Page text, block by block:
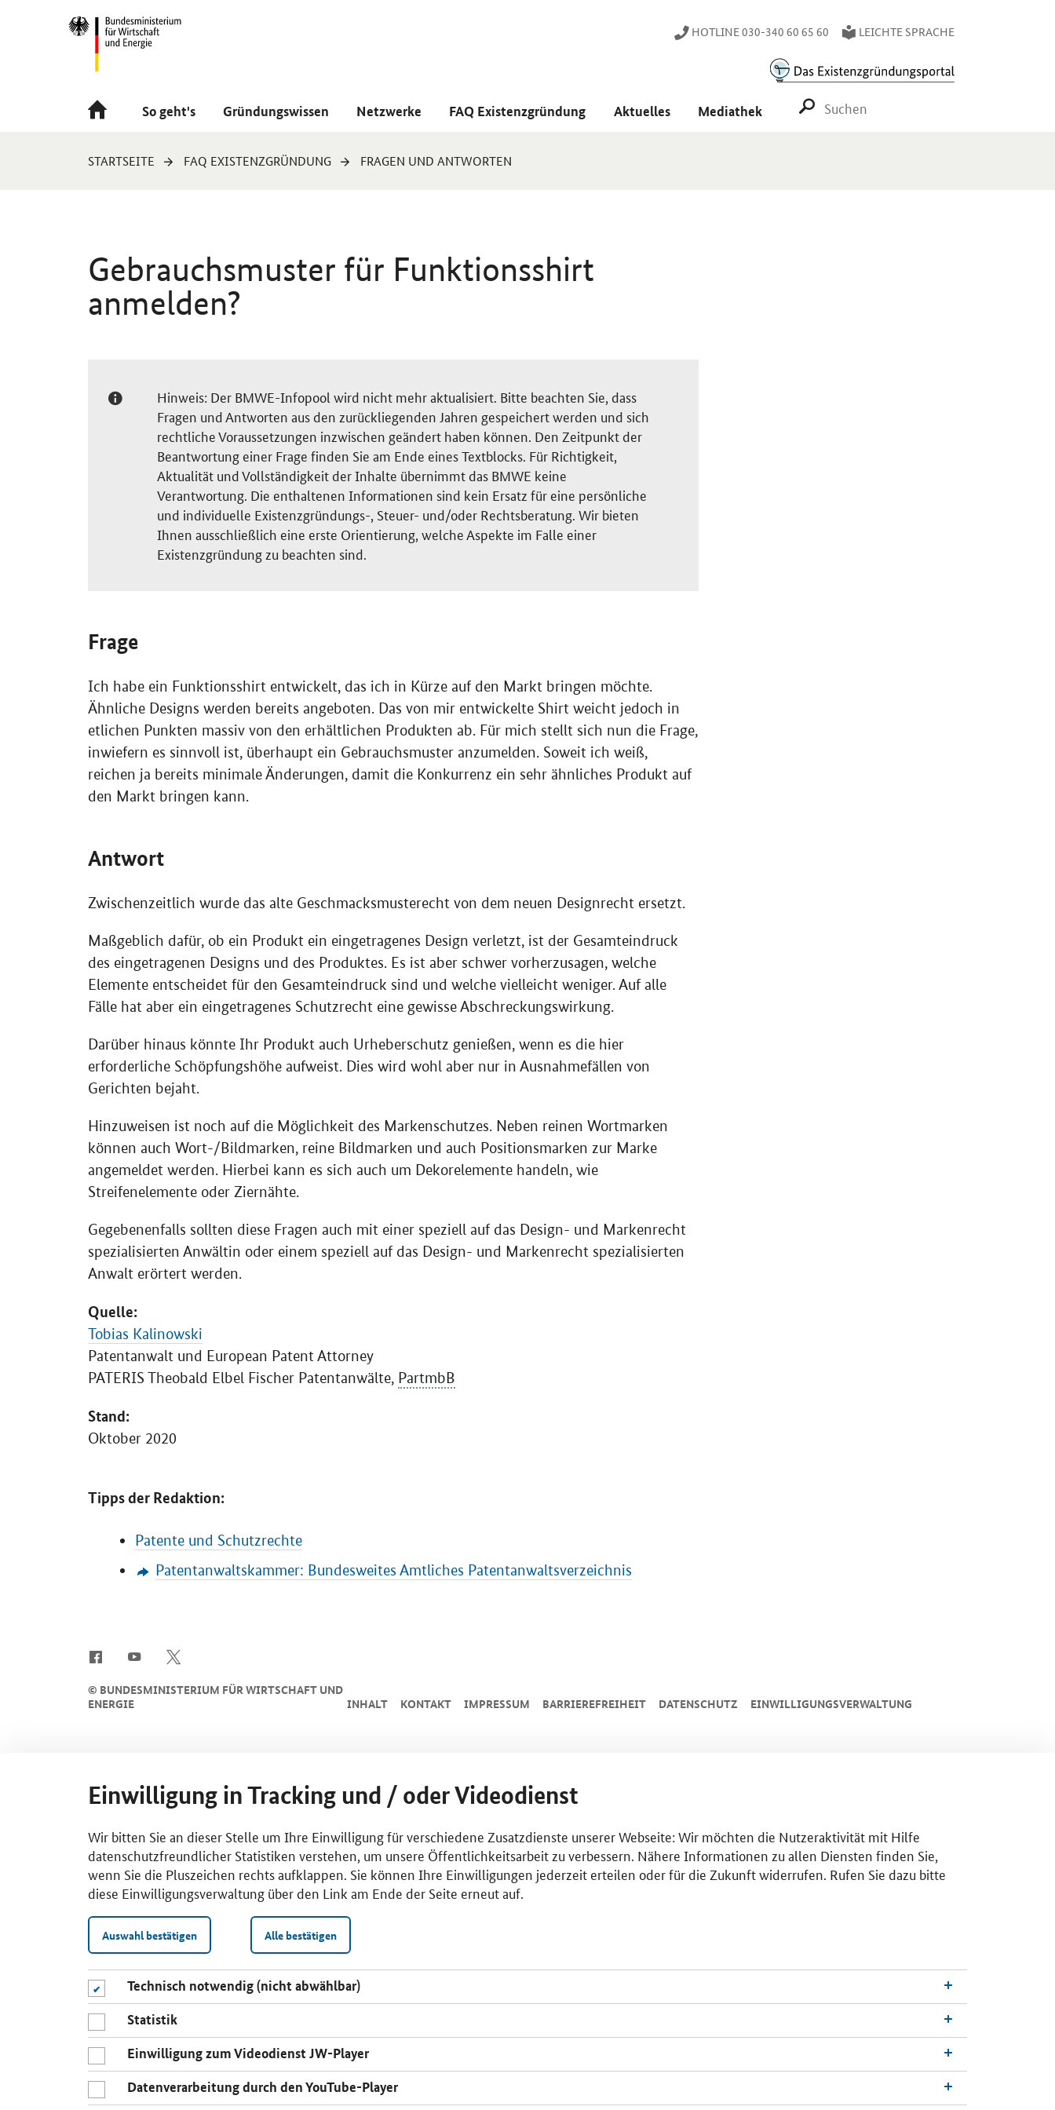
Navigation
Hauptmenü HOTLINE 030-340 60 65 60 LEICHTE SPRACHE
So geht's Gründungswissen Netzwerke FAQ Existenzgründung Aktuelles Mediathek SUCHE STARTEN
Sie
STARTSEITE FAQ EXISTENZGRÜNDUNG FRAGEN UND ANTWORTEN
Gebrauchsmuster für Funktionsshirt
anmelden?
Hinweis: Der BMWE-Infopool wird nicht mehr aktualisiert. Bitte beachten Sie, dass
Fragen und Antworten aus den zurückliegenden Jahren gespeichert werden und sich
rechtliche Voraussetzungen inzwischen geändert haben können. Den Zeitpunkt der
Beantwortung einer Frage finden Sie am Ende eines Textblocks. Für Richtigkeit,
Aktualität und Vollständigkeit der Inhalte übernimmt das BMWE keine
Verantwortung. Die enthaltenen Informationen sind kein Ersatz für eine persönliche
und individuelle Existenzgründungs-, Steuer- und/oder Rechtsberatung. Wir bieten
Ihnen ausschließlich eine erste Orientierung, welche Aspekte im Falle einer
Existenzgründung zu beachten sind.
Frage
Ich habe ein Funktionsshirt entwickelt, das ich in Kürze auf den Markt bringen möchte.
Ähnliche Designs werden bereits angeboten. Das von mir entwickelte Shirt weicht jedoch in
etlichen Punkten massiv von den erhältlichen Produkten ab. Für mich stellt sich nun die Frage,
inwiefern es sinnvoll ist, überhaupt ein Gebrauchsmuster anzumelden. Soweit ich weiß,
reichen ja bereits minimale Änderungen, damit die Konkurrenz ein sehr ähnliches Produkt auf
den Markt bringen kann.
Antwort
Zwischenzeitlich wurde das alte Geschmacksmusterecht von dem neuen Designrecht ersetzt.
Maßgeblich dafür, ob ein Produkt ein eingetragenes Design verletzt, ist der Gesamteindruck
des eingetragenen Designs und des Produktes. Es ist aber schwer vorherzusagen, welche
Elemente entscheidet für den Gesamteindruck sind und welche vielleicht weniger. Auf alle
Fälle hat aber ein eingetragenes Schutzrecht eine gewisse Abschreckungswirkung.
Darüber hinaus könnte Ihr Produkt auch Urheberschutz genießen, wenn es die hier
erforderliche Schöpfungshöhe aufweist. Dies wird wohl aber nur in Ausnahmefällen von
Gerichten bejaht.
Hinzuweisen ist noch auf die Möglichkeit des Markenschutzes. Neben reinen Wortmarken
können auch Wort-/Bildmarken, reine Bildmarken und auch Positionsmarken zur Marke
angemeldet werden. Hierbei kann es sich auch um Dekorelemente handeln, wie
Streifenelemente oder Ziernähte.
Gegebenenfalls sollten diese Fragen auch mit einer speziell auf das Design- und Markenrecht
spezialisierten Anwältin oder einem speziell auf das Design- und Markenrecht spezialisierten
Anwalt erörtert werden.
Quelle:
Tobias Kalinowski
Patentanwalt und European Patent Attorney
PATERIS Theobald Elbel Fischer Patentanwälte, PartmbB
Stand:
Oktober 2020
Tipps der Redaktion:
Patente und Schutzrechte
Patentanwaltskammer: Bundesweites Amtliches Patentanwaltsverzeichnis
© BUNDESMINISTERIUM FÜR WIRTSCHAFT UND
ENERGIE
INHALT KONTAKT IMPRESSUM BARRIEREFREIHEIT DATENSCHUTZ EINWILLIGUNGSVERWALTUNG
Einwilligung in Tracking und / oder Videodienst
Wir bitten Sie an dieser Stelle um Ihre Einwilligung für verschiedene Zusatzdienste unserer Webseite: Wir möchten die Nutzeraktivität mit Hilfe
datenschutzfreundlicher Statistiken verstehen, um unsere Öffentlichkeitsarbeit zu verbessern. Nähere Informationen zu allen Diensten finden Sie,
wenn Sie die Pluszeichen rechts aufklappen. Sie können Ihre Einwilligungen jederzeit erteilen oder für die Zukunft widerrufen. Rufen Sie dazu bitte
diese Einwilligungsverwaltung über den Link am Ende der Seite erneut auf.
Auswahl bestätigen Alle bestätigen
Technisch notwendig (nicht abwählbar)
Statistik
Einwilligung zum Videodienst JW-Player
Datenverarbeitung durch den YouTube-Player